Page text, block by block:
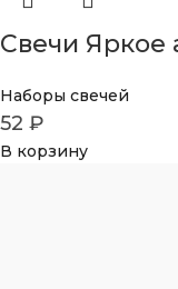
Свечи Яркое
Наборы свечей
52 ₽
В корзину